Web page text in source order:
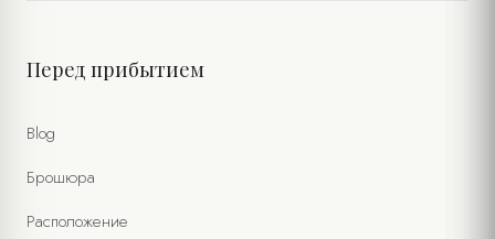
Перед прибытием
Blog
Брошюра
Расположение